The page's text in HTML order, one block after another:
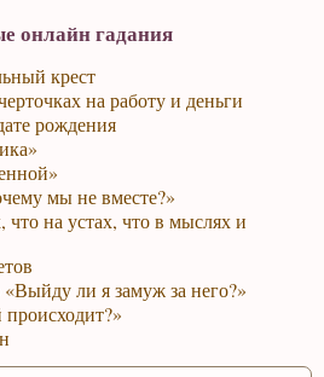
онлайн гадания
крест
на работу и деньги
рождения
мы не вместе?»
что на устах, что в мыслях и
ли я замуж за него?»